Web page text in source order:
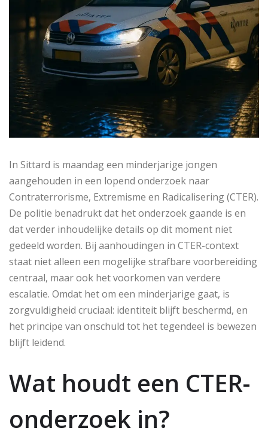
In Sittard is maandag een minderjarige jongen
aangehouden in een lopend onderzoek naar
Contraterrorisme, Extremisme en Radicalisering (CTER).
De politie benadrukt dat het onderzoek gaande is en
dat verder inhoudelijke details op dit moment niet
gedeeld worden. Bij aanhoudingen in CTER-context
staat niet alleen een mogelijke strafbare voorbereiding
centraal, maar ook het voorkomen van verdere
escalatie. Omdat het om een minderjarige gaat, is
zorgvuldigheid cruciaal: identiteit blijft beschermd, en
het principe van onschuld tot het tegendeel is bewezen
blijft leidend.
Wat houdt een CTER-
onderzoek in?